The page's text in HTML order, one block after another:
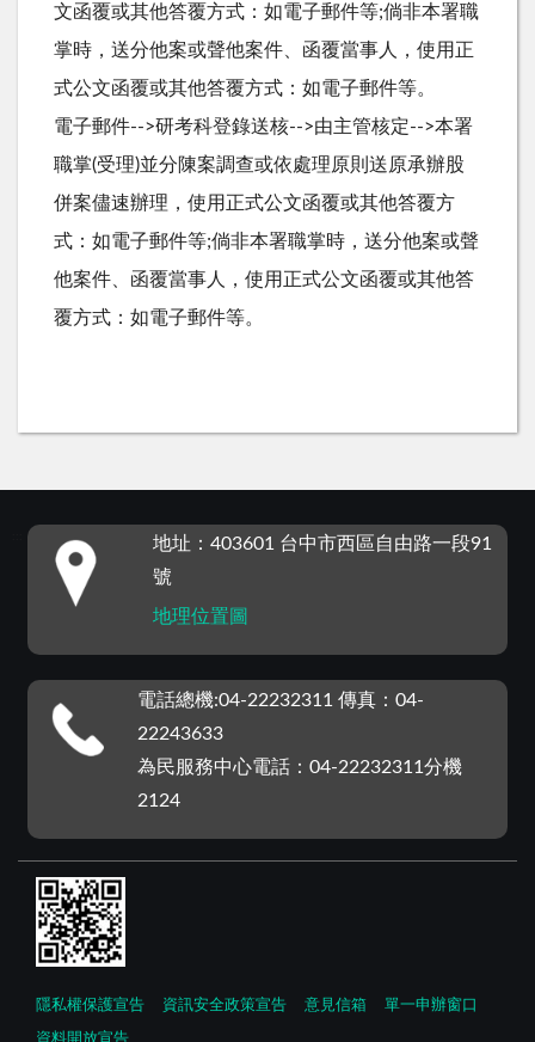
文函覆或其他答覆方式：如電子郵件等;倘非本署職
掌時，送分他案或聲他案件、函覆當事人，使用正
式公文函覆或其他答覆方式：如電子郵件等。
電子郵件-->研考科登錄送核-->由主管核定-->本署
職掌(受理)並分陳案調查或依處理原則送原承辦股
併案儘速辦理，使用正式公文函覆或其他答覆方
式：如電子郵件等;倘非本署職掌時，送分他案或聲
他案件、函覆當事人，使用正式公文函覆或其他答
覆方式：如電子郵件等。
地址：403601 台中市西區自由路一段91
號
地理位置圖
電話總機:04-22232311 傳真：04-
22243633
為民服務中心電話：04-22232311分機
2124
隱私權保護宣告 資訊安全政策宣告 意見信箱 單一申辦窗口